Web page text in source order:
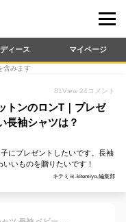
ィース マイページ
含みます
81View 24 コメント
トンのロンT｜プレゼ
長袖シャツは？
にプレゼントしたいです。長袖
いものを贈りたいです！
キテミヨ-kitemiyo-編集部